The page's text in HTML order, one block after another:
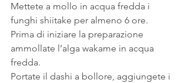
Mettete a mollo in acqua fredda i
funghi shiitake per almeno 6 ore.
Prima di iniziare la preparazione
ammollate l’alga wakame in acqua
fredda.
Portate il dashi a bollore, aggiungete i